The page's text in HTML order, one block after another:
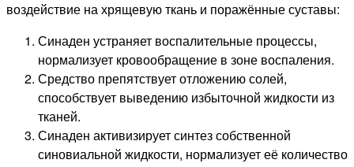
воздействие на хрящевую ткань и поражённые суставы:
Синаден устраняет воспалительные процессы,
нормализует кровообращение в зоне воспаления.
Средство препятствует отложению солей,
способствует выведению избыточной жидкости из
тканей.
Синаден активизирует синтез собственной
синовиальной жидкости, нормализует её количество